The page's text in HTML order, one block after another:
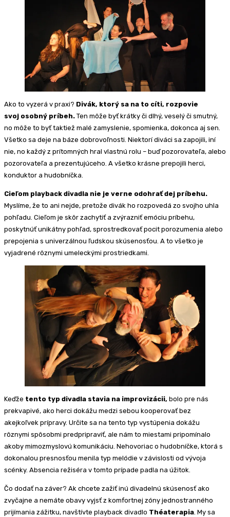
Ako to vyzerá v praxi? Divák, ktorý sa na to cíti, rozpovie
svoj osobný príbeh. Ten môže byť krátky či dlhý, veselý či smutný,
no môže to byť taktiež malé zamyslenie, spomienka, dokonca aj sen.
Všetko sa deje na báze dobrovoľnosti. Niektorí diváci sa zapojili, iní
nie, no každý z prítomných hral vlastnú rolu – buď pozorovateľa, alebo
pozorovateľa a prezentujúceho. A všetko krásne prepojili herci,
konduktor a hudobníčka.
Cieľom playback divadla nie je verne odohrať dej príbehu.
Myslíme, že to ani nejde, pretože divák ho rozpovedá zo svojho uhla
pohľadu. Cieľom je skôr zachytiť a zvýrazniť emóciu príbehu,
poskytnúť unikátny pohľad, sprostredkovať pocit porozumenia alebo
prepojenia s univerzálnou ľudskou skúsenosťou. A to všetko je
vyjadrené rôznymi umeleckými prostriedkami.
Keďže tento typ divadla stavia na improvizácii, bolo pre nás
prekvapivé, ako herci dokážu medzi sebou kooperovať bez
akejkoľvek prípravy. Určite sa na tento typ vystúpenia dokážu
rôznymi spôsobmi predpripraviť, ale nám to miestami pripomínalo
akoby mimozmyslovú komunikáciu. Nehovoriac o hudobníčke, ktorá s
dokonalou presnosťou menila typ melódie v závislosti od vývoja
scénky. Absencia režiséra v tomto prípade padla na úžitok.
Čo dodať na záver? Ak chcete zažiť inú divadelnú skúsenosť ako
zvyčajne a nemáte obavy vyjsť z komfortnej zóny jednostranného
prijímania zážitku, navštívte playback divadlo Théaterapia. My sa